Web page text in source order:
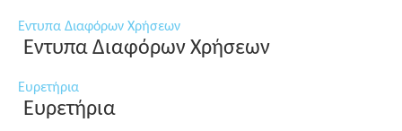
Εντυπα Διαφόρων Χρήσεων
Εντυπα Διαφόρων Χρήσεων
Ευρετήρια
Ευρετήρια